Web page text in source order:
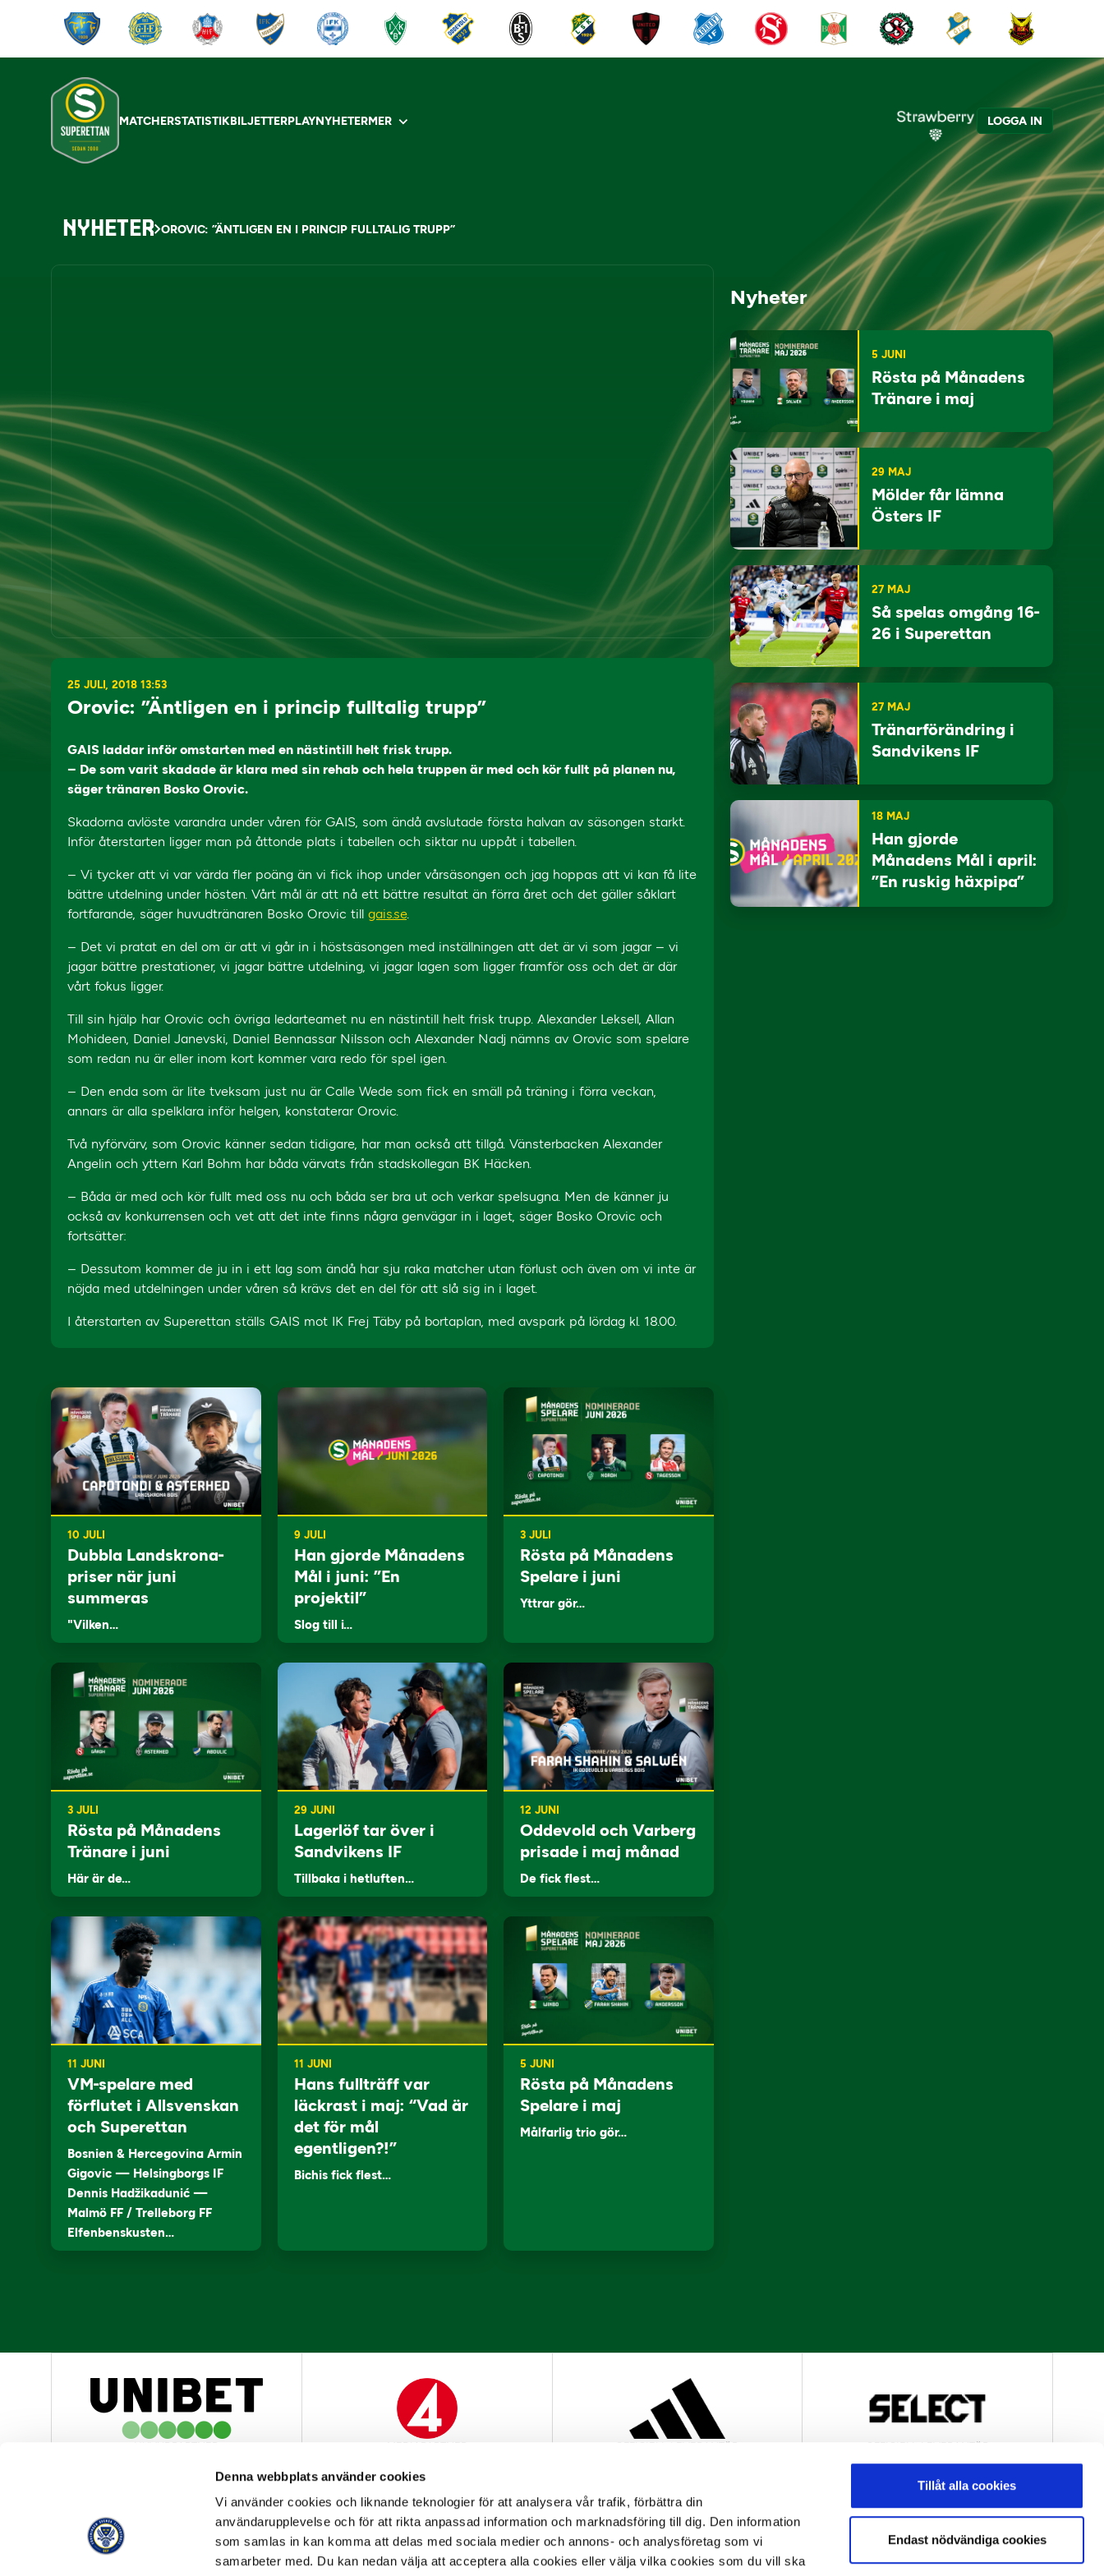
Denna webbplats använder cookies
Vi använder cookies och liknande teknologier för att analysera vår trafik, förbättra din
användarupplevelse och för att rikta anpassad information och marknadsföring till dig. Den information
som samlas in kan komma att delas med sociala medier och annons- och analysföretag som vi
samarbeter med. Du kan nedan välja att acceptera alla cookies eller välja vilka cookies som du vill ska
Tillåt alla cookies
Endast nödvändiga cookies
MATCHERSTATISTIKBILJETTERPLAYNYHETERMER LOGGA IN
NYHETER OROVIC: ”ÄNTLIGEN EN I PRINCIP FULLTALIG TRUPP”
25 JULI, 2018 13:53
Orovic: ”Äntligen en i princip fulltalig trupp”
GAIS laddar inför omstarten med en nästintill helt frisk trupp.
– De som varit skadade är klara med sin rehab och hela truppen är med och kör fullt på planen nu,
säger tränaren Bosko Orovic.
Skadorna avlöste varandra under våren för GAIS, som ändå avslutade första halvan av säsongen starkt.
Inför återstarten ligger man på åttonde plats i tabellen och siktar nu uppåt i tabellen.
– Vi tycker att vi var värda fler poäng än vi fick ihop under vårsäsongen och jag hoppas att vi kan få lite
bättre utdelning under hösten. Vårt mål är att nå ett bättre resultat än förra året och det gäller såklart
fortfarande, säger huvudtränaren Bosko Orovic till gais.se.
– Det vi pratat en del om är att vi går in i höstsäsongen med inställningen att det är vi som jagar – vi
jagar bättre prestationer, vi jagar bättre utdelning, vi jagar lagen som ligger framför oss och det är där
vårt fokus ligger.
Till sin hjälp har Orovic och övriga ledarteamet nu en nästintill helt frisk trupp. Alexander Leksell, Allan
Mohideen, Daniel Janevski, Daniel Bennassar Nilsson och Alexander Nadj nämns av Orovic som spelare
som redan nu är eller inom kort kommer vara redo för spel igen.
– Den enda som är lite tveksam just nu är Calle Wede som fick en smäll på träning i förra veckan,
annars är alla spelklara inför helgen, konstaterar Orovic.
Två nyförvärv, som Orovic känner sedan tidigare, har man också att tillgå. Vänsterbacken Alexander
Angelin och yttern Karl Bohm har båda värvats från stadskollegan BK Häcken.
– Båda är med och kör fullt med oss nu och båda ser bra ut och verkar spelsugna. Men de känner ju
också av konkurrensen och vet att det inte finns några genvägar in i laget, säger Bosko Orovic och
fortsätter:
– Dessutom kommer de ju in i ett lag som ändå har sju raka matcher utan förlust och även om vi inte är
nöjda med utdelningen under våren så krävs det en del för att slå sig in i laget.
I återstarten av Superettan ställs GAIS mot IK Frej Täby på bortaplan, med avspark på lördag kl. 18.00.
10 JULI
Dubbla Landskrona-
priser när juni
summeras
"Vilken…
9 JULI
Han gjorde Månadens
Mål i juni: ”En
projektil”
Slog till i…
3 JULI
Rösta på Månadens
Spelare i juni
Yttrar gör…
3 JULI
Rösta på Månadens
Tränare i juni
Här är de…
29 JUNI
Lagerlöf tar över i
Sandvikens IF
Tillbaka i hetluften…
12 JUNI
Oddevold och Varberg
prisade i maj månad
De fick flest…
11 JUNI
VM-spelare med
förflutet i Allsvenskan
och Superettan
Bosnien & Hercegovina Armin
Gigovic — Helsingborgs IF
Dennis Hadžikadunić —
Malmö FF / Trelleborg FF
Elfenbenskusten…
11 JUNI
Hans fullträff var
läckrast i maj: “Vad är
det för mål
egentligen?!”
Bichis fick flest…
5 JUNI
Rösta på Månadens
Spelare i maj
Målfarlig trio gör…
Nyheter
5 JUNI
Rösta på Månadens
Tränare i maj
29 MAJ
Mölder får lämna
Östers IF
27 MAJ
Så spelas omgång 16-
26 i Superettan
27 MAJ
Tränarförändring i
Sandvikens IF
18 MAJ
Han gjorde
Månadens Mål i april:
”En ruskig häxpipa”